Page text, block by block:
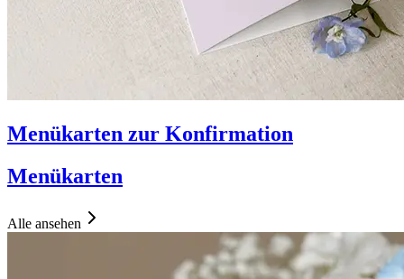
Menükarten zur Konfirmation
Menükarten
Alle ansehen